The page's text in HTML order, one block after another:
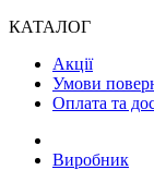
КАТАЛОГ
Акції
Умови
Оплата та
Виробник